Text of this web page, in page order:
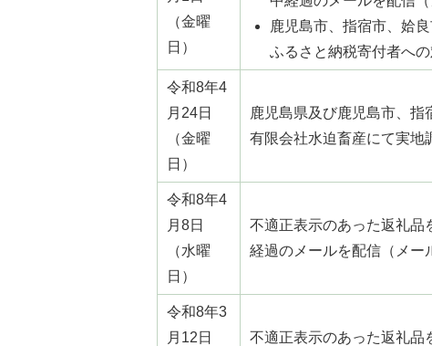
（金曜
日）
鹿児島市、指宿市、姶
ふるさと納税寄付者へ
令和8年4
月24日
（金曜
日）
鹿児島県及び鹿児島市、
有限会社水迫畜産にて実地
令和8年4
月8日
（水曜
日）
不適正表⽰のあった返礼品
経過のメールを配信（メー
令和8年3
月12日
不適正表⽰のあった返礼品